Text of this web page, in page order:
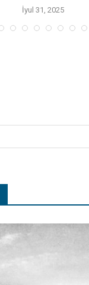
İyul 31, 2025